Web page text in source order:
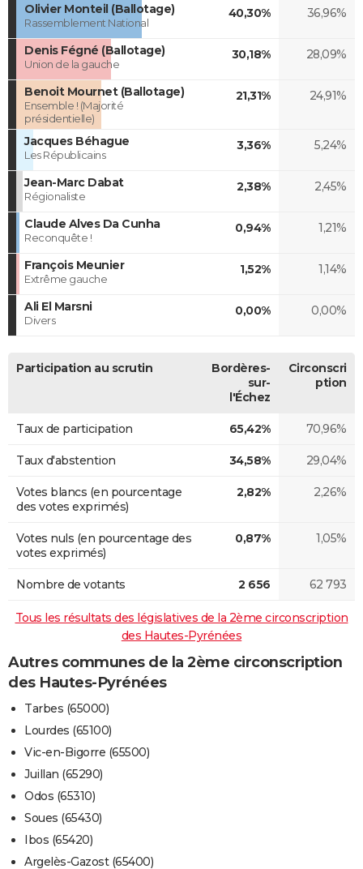
Olivier Monteil (Ballotage)
Rassemblement National
40,30% 36,96%
Denis Fégné (Ballotage)
Union de la gauche
30,18% 28,09%
Benoit Mournet (Ballotage)
Ensemble ! (Majorité
présidentielle)
21,31% 24,91%
Jacques Béhague
Les Républicains
3,36% 5,24%
Jean-Marc Dabat
Régionaliste
2,38% 2,45%
Claude Alves Da Cunha
Reconquête !
0,94% 1,21%
François Meunier
Extrême gauche
1,52% 1,14%
Ali El Marsni
Divers
0,00% 0,00%
Participation au scrutin
Bordères-
sur-
l'Échez
Circonscri
ption
Taux de participation 65,42% 70,96%
Taux d'abstention 34,58% 29,04%
Votes blancs (en pourcentage
des votes exprimés)
2,82% 2,26%
Votes nuls (en pourcentage des
votes exprimés)
0,87% 1,05%
Nombre de votants 2 656 62 793
Tous les résultats des législatives de la 2ème circonscription
des Hautes-Pyrénées
Autres communes de la 2ème circonscription
des Hautes-Pyrénées
Tarbes (65000)
Lourdes (65100)
Vic-en-Bigorre (65500)
Juillan (65290)
Odos (65310)
Soues (65430)
Ibos (65420)
Argelès-Gazost (65400)